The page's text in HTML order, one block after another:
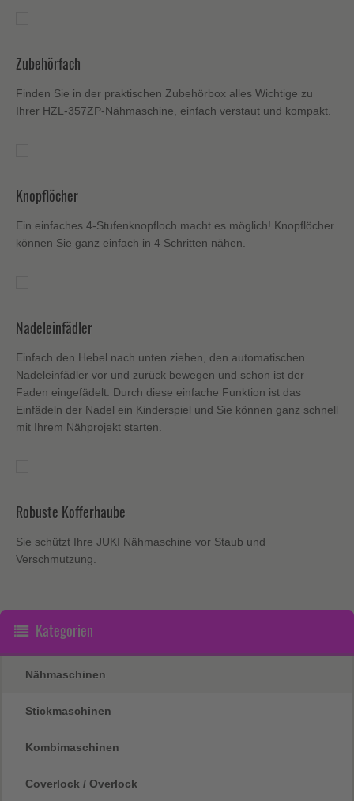
Zubehörfach
Finden Sie in der praktischen Zubehörbox alles Wichtige zu
Ihrer HZL-357ZP-Nähmaschine, einfach verstaut und kompakt.
Knopflöcher
Ein einfaches 4-Stufenknopfloch macht es möglich! Knopflöcher
können Sie ganz einfach in 4 Schritten nähen.
Nadeleinfädler
Einfach den Hebel nach unten ziehen, den automatischen
Nadeleinfädler vor und zurück bewegen und schon ist der
Faden eingefädelt. Durch diese einfache Funktion ist das
Einfädeln der Nadel ein Kinderspiel und Sie können ganz schnell
mit Ihrem Nähprojekt starten.
Robuste Kofferhaube
Sie schützt Ihre JUKI Nähmaschine vor Staub und
Verschmutzung.
Kategorien
Nähmaschinen
Stickmaschinen
Kombimaschinen
Coverlock / Overlock